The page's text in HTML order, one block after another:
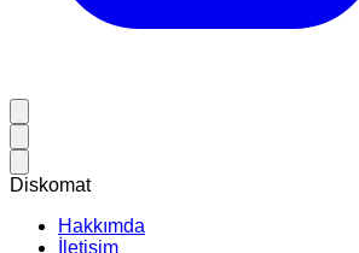
Diskomat
Hakkımda
İletişim